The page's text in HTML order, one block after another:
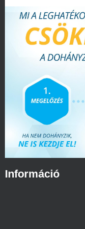
Információ